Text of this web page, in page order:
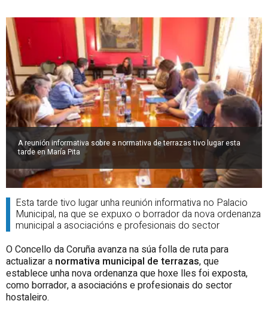
A reunión informativa sobre a normativa de terrazas tivo lugar esta
tarde en María Pita
Esta tarde tivo lugar unha reunión informativa no Palacio
Municipal, na que se expuxo o borrador da nova ordenanza
municipal a asociacións e profesionais do sector
O Concello da Coruña avanza na súa folla de ruta para
actualizar a normativa municipal de terrazas, que
establece unha nova ordenanza que hoxe lles foi exposta,
como borrador, a asociacións e profesionais do sector
hostaleiro.